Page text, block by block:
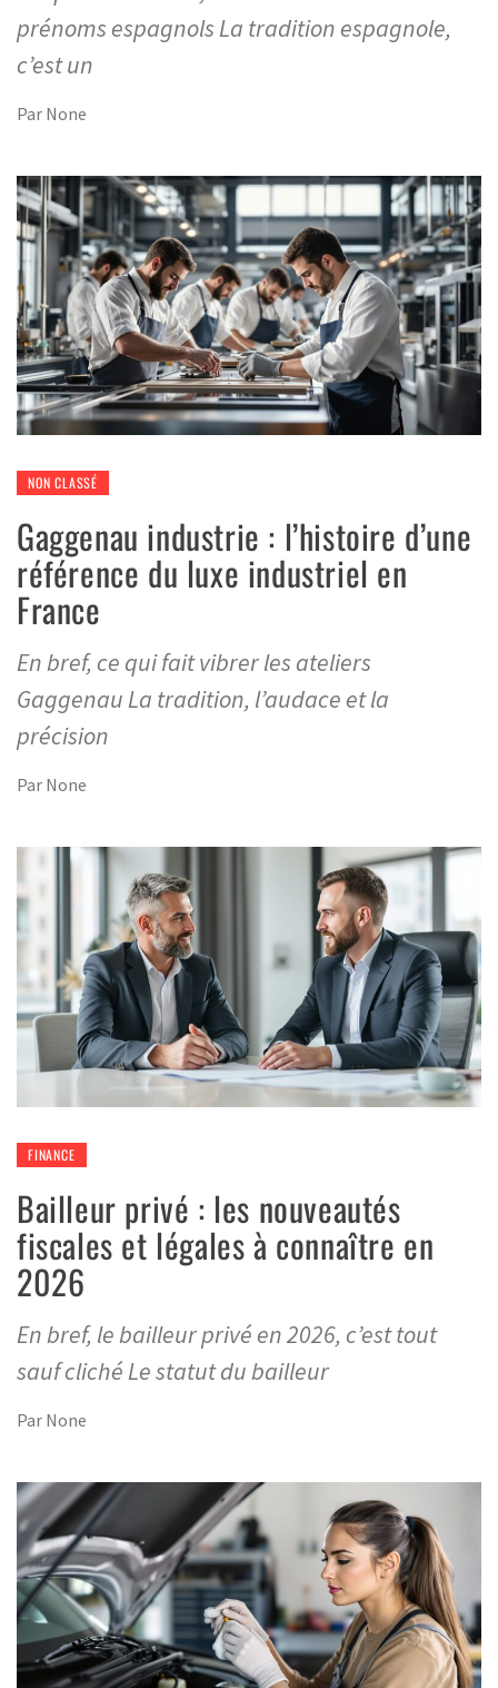
prénoms espagnols La tradition espagnole,
c’est un
Par None
NON CLASSÉ
Gaggenau industrie : l’histoire d’une
référence du luxe industriel en
France
En bref, ce qui fait vibrer les ateliers
Gaggenau La tradition, l’audace et la
précision
Par None
FINANCE
Bailleur privé : les nouveautés
fiscales et légales à connaître en
2026
En bref, le bailleur privé en 2026, c’est tout
sauf cliché Le statut du bailleur
Par None